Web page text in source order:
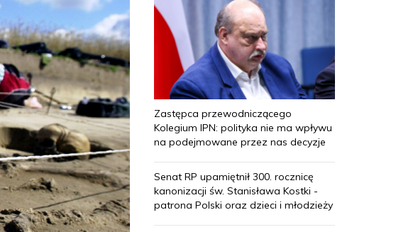
Zastępca przewodniczącego
Kolegium IPN: polityka nie ma wpływu
na podejmowane przez nas decyzje
Senat RP upamiętnił 300. rocznicę
kanonizacji św. Stanisława Kostki -
patrona Polski oraz dzieci i młodzieży